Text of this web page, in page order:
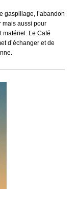
gaspillage, l’abandon
mais aussi pour
matériel. Le Café
d’échanger et de